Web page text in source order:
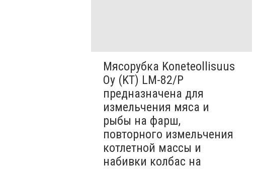
Мясорубка Koneteollisuus
Oy (KT)​ LM-82/P
предназначена для
измельчения мяса и
рыбы на фарш,
повторного измельчения
котлетной массы и
набивки колбас на